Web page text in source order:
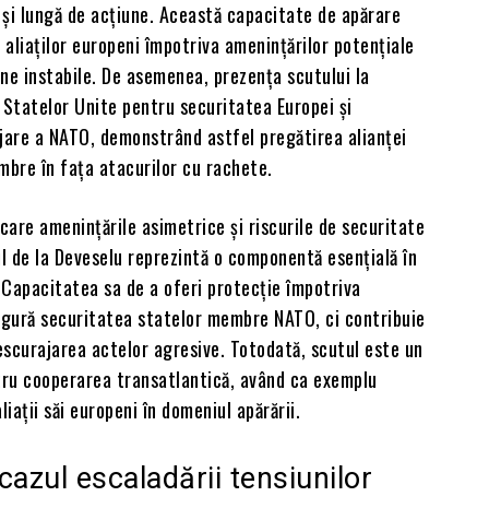
lungă de acțiune. Această capacitate de apărare
europeni împotriva amenințărilor potențiale
instabile. De asemenea, prezența scutului la
Statelor Unite pentru securitatea Europei și
a NATO, demonstrând astfel pregătirea alianței
în fața atacurilor cu rachete.
amenințările asimetrice și riscurile de securitate
la Deveselu reprezintă o componentă esențială în
sa de a oferi protecție împotriva
securitatea statelor membre NATO, ci contribuie
actelor agresive. Totodată, scutul este un
cooperarea transatlantică, având ca exemplu
săi europeni în domeniul apărării.
escaladării tensiunilor